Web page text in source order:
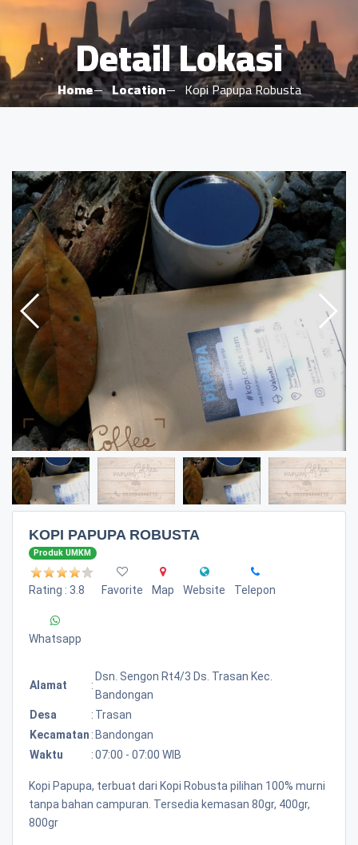
Detail Lokasi
Home Location Kopi Papupa Robusta
KOPI PAPUPA ROBUSTA
Produk UMKM
Rating : 3.8 Favorite Map Website Telepon
Whatsapp
Alamat :
Dsn. Sengon Rt4/3 Ds. Trasan Kec.
Bandongan
Desa
: Trasan
Kecamatan : Bandongan
Waktu
:07:00 - 07:00 WIB
Kopi Papupa, terbuat dari Kopi Robusta pilihan 100% murni
tanpa bahan campuran. Tersedia kemasan 80gr, 400gr,
800gr